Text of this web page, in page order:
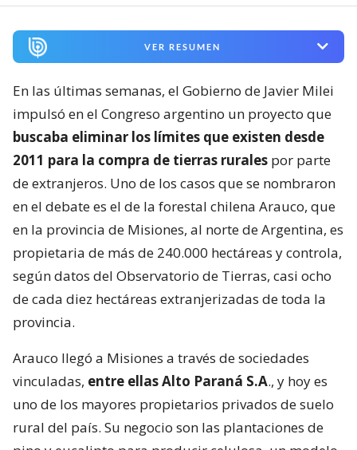
VER RESUMEN
En las últimas semanas, el Gobierno de Javier Milei
impulsó en el Congreso argentino un proyecto que
buscaba eliminar los límites que existen desde
2011 para la compra de tierras rurales por parte
de extranjeros. Uno de los casos que se nombraron
en el debate es el de la forestal chilena Arauco, que
en la provincia de Misiones, al norte de Argentina, es
propietaria de más de 240.000 hectáreas y controla,
según datos del Observatorio de Tierras, casi ocho
de cada diez hectáreas extranjerizadas de toda la
provincia.
Arauco llegó a Misiones a través de sociedades
vinculadas, entre ellas Alto Paraná S.A., y hoy es
uno de los mayores propietarios privados de suelo
rural del país. Su negocio son las plantaciones de